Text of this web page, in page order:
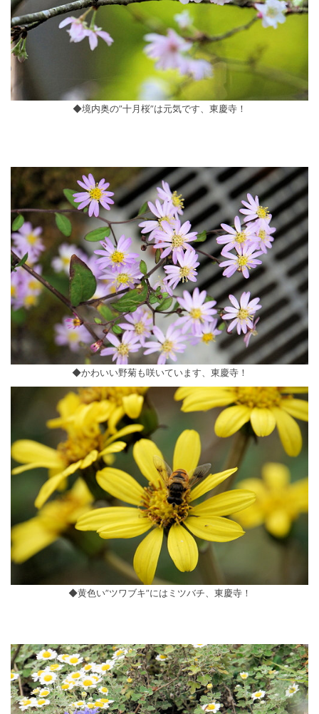
◆境内奥の”十月桜”は元気です、東慶寺！
◆かわいい野菊も咲いています、東慶寺！
◆黄色い”ツワブキ”にはミツバチ、東慶寺！